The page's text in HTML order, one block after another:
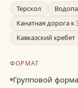
Терскол
Канатная дорога к
Кавказский хребет
ФОРМАТ
Групповой